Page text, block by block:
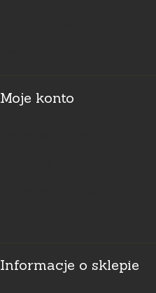
Moje konto
Informacje o sklepie